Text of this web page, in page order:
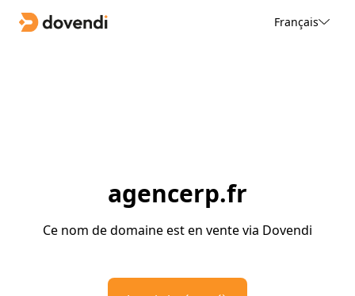
Français
agencerp.fr
Ce nom de domaine est en vente via Dovendi